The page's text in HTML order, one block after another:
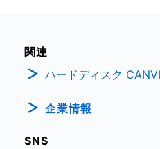
関連
ハードディスク
企業情報
SNS